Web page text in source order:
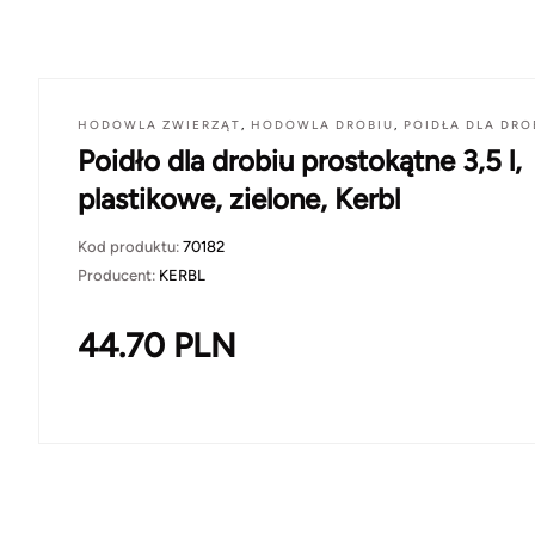
HODOWLA ZWIERZĄT, HODOWLA DROBIU, POIDŁA DLA
Poidło dla drobiu prostokątne 3,5 l,
plastikowe, zielone, Kerbl
Kod produktu: 70182
Producent: KERBL
44.70 PLN